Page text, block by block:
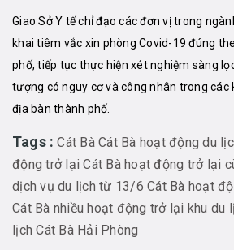
Giao Sở Y tế chỉ đạo các đơn vị trong
khai tiêm vắc xin phòng Covid-19 đúng
phố, tiếp tục thực hiện xét nghiệm sàng
tượng có nguy cơ và công nhân trong các
địa bàn thành phố.
Tags :Cát Bà Cát Bà hoạt động du
động trở lại Cát Bà hoạt động trở lại
dịch vụ du lịch từ 13/6 Cát Bà hoạt
Cát Bà nhiều hoạt động trở lại khu du
lịch Cát Bà Hải Phòng